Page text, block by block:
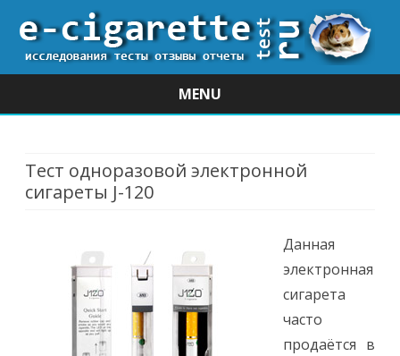
MENU
Тест одноразовой электронной
сигареты J-120
Данная
электронная
сигарета
часто
продаётся в